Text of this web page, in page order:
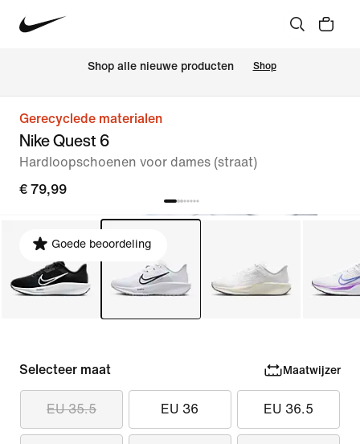
Shop alle nieuwe producten Shop
Gerecyclede materialen
Nike Quest 6
Hardloopschoenen voor dames (straat)
€ 79,99
Goede beoordeling
Selecteer maat Maatwijzer
EU 35.5 EU 36 EU 36.5